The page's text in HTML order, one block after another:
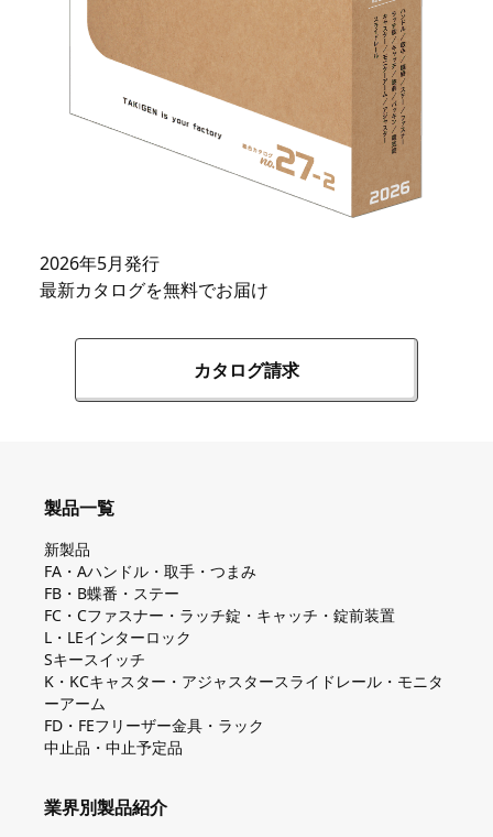
2026年5月発行
最新カタログを無料でお届け
カタログ請求
製品一覧
新製品
FA・Aハンドル・取手・つまみ
FB・B蝶番・ステー
FC・Cファスナー・ラッチ錠・キャッチ・錠前装置
L・LEインターロック
Sキースイッチ
K・KCキャスター・アジャスタースライドレール・モニタ
ーアーム
FD・FEフリーザー金具・ラック
中止品・中止予定品
業界別製品紹介